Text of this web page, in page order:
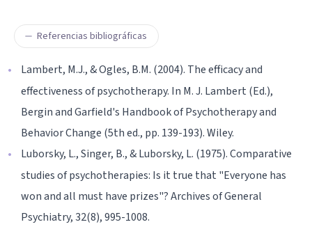
Referencias bibliográficas
Lambert, M.J., & Ogles, B.M. (2004). The efficacy and
effectiveness of psychotherapy. In M. J. Lambert (Ed.),
Bergin and Garfield's Handbook of Psychotherapy and
Behavior Change (5th ed., pp. 139-193). Wiley.
Luborsky, L., Singer, B., & Luborsky, L. (1975). Comparative
studies of psychotherapies: Is it true that "Everyone has
won and all must have prizes"? Archives of General
Psychiatry, 32(8), 995-1008.